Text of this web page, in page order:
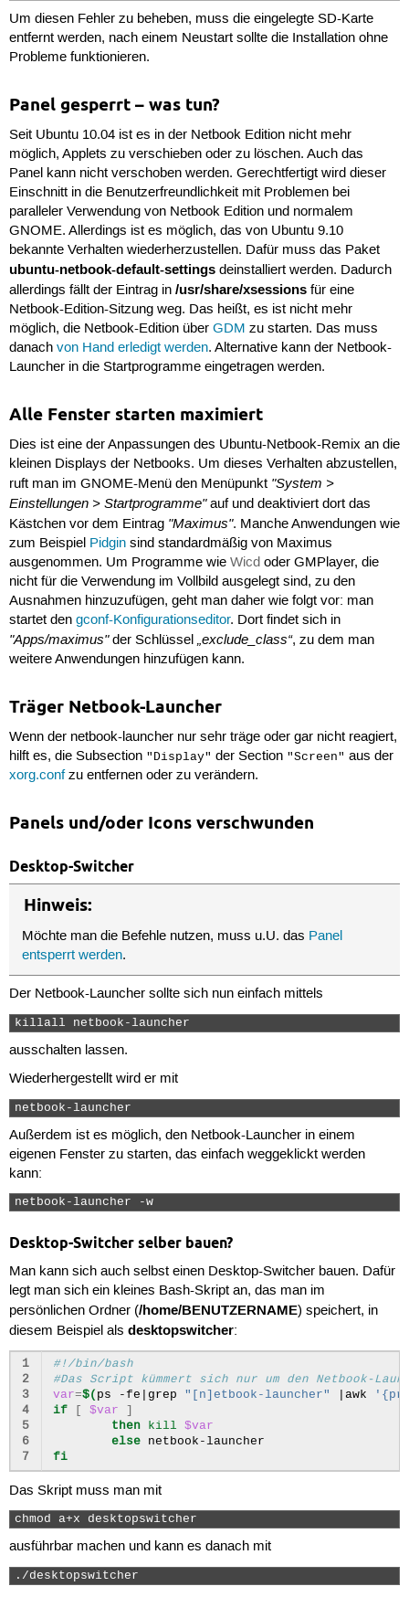
Um diesen Fehler zu beheben, muss die eingelegte SD-Karte
entfernt werden, nach einem Neustart sollte die Installation ohne
Probleme funktionieren.
Panel gesperrt – was tun?
Seit Ubuntu 10.04 ist es in der Netbook Edition nicht mehr
möglich, Applets zu verschieben oder zu löschen. Auch das
Panel kann nicht verschoben werden. Gerechtfertigt wird dieser
Einschnitt in die Benutzerfreundlichkeit mit Problemen bei
paralleler Verwendung von Netbook Edition und normalem
GNOME. Allerdings ist es möglich, das von Ubuntu 9.10
bekannte Verhalten wiederherzustellen. Dafür muss das Paket
ubuntu-netbook-default-settingsdeinstalliert werden. Dadurch
allerdings fällt der Eintrag in /usr/share/xsessionsfür eine
Netbook-Edition-Sitzung weg. Das heißt, es ist nicht mehr
möglich, die Netbook-Edition über GDM zu starten. Das muss
danach von Hand erledigt werden. Alternative kann der Netbook-
Launcher in die Startprogramme eingetragen werden.
Alle Fenster starten maximiert
Dies ist eine der Anpassungen des Ubuntu-Netbook-Remix an die
kleinen Displays der Netbooks. Um dieses Verhalten abzustellen,
ruft man im GNOME-Menü den Menüpunkt "System >
Einstellungen > Startprogramme"auf und deaktiviert dort das
Kästchen vor dem Eintrag "Maximus". Manche Anwendungen wie
zum Beispiel Pidginsind standardmäßig von Maximus
ausgenommen. Um Programme wie Wicdoder GMPlayer, die
nicht für die Verwendung im Vollbild ausgelegt sind, zu den
Ausnahmen hinzuzufügen, geht man daher wie folgt vor: man
startet den gconf-Konfigurationseditor. Dort findet sich in
"Apps/maximus"der Schlüssel „exclude_class“, zu dem man
weitere Anwendungen hinzufügen kann.
Träger Netbook-Launcher
Wenn der netbook-launcher nur sehr träge oder gar nicht reagiert,
hilft es, die Subsection "Display" der Section "Screen" aus der
xorg.confzu entfernen oder zu verändern.
Panels und/oder Icons verschwunden
Desktop-Switcher
Hinweis:
Möchte man die Befehle nutzen, muss u.U. das Panel
entsperrt werden.
Der Netbook-Launcher sollte sich nun einfach mittels
killall netbook-launcher
ausschalten lassen.
Wiederhergestellt wird er mit
netbook-launcher
Außerdem ist es möglich, den Netbook-Launcher in einem
eigenen Fenster zu starten, das einfach weggeklickt werden
kann:
netbook-launcher -w
Desktop-Switcher selber bauen?
Man kann sich auch selbst einen Desktop-Switcher bauen. Dafür
legt man sich ein kleines Bash-Skript an, das man im
persönlichen Ordner (/home/BENUTZERNAME) speichert, in
diesem Beispiel als desktopswitcher:
1
2
3
4
5
6
7
#!/bin/bash
#Das Script kümmert sich nur um den Netbook-
var=$( ps -fe grep "[n]etbook-launcher" |awk
if
$var
then
kill
$var
else
fi
Das Skript muss man mit
chmod a+x desktopswitcher
ausführbar machen und kann es danach mit
./desktopswitcher